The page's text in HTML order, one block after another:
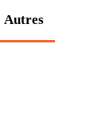
Autres